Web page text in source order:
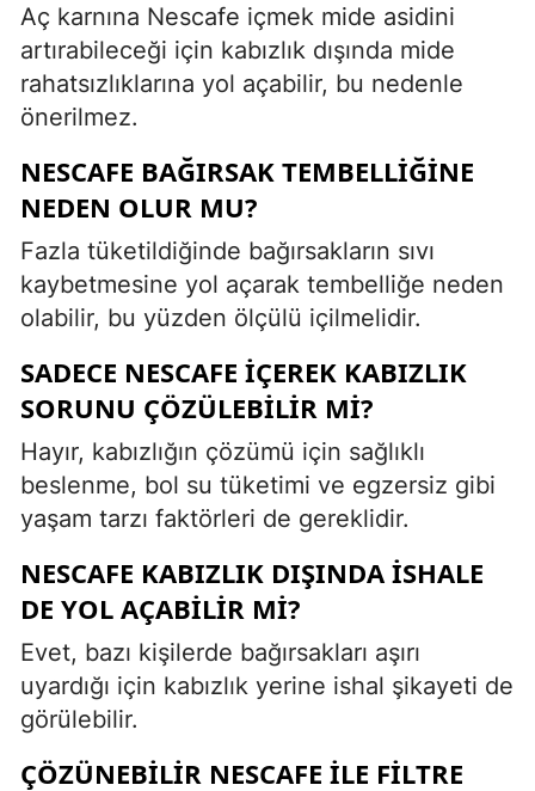
Aç karnına Nescafe içmek mide asidini
artırabileceği için kabızlık dışında mide
rahatsızlıklarına yol açabilir, bu nedenle
önerilmez.
NESCAFE BAĞIRSAK TEMBELLIĞINE
NEDEN OLUR MU?
Fazla tüketildiğinde bağırsakların sıvı
kaybetmesine yol açarak tembelliğe neden
olabilir, bu yüzden ölçülü içilmelidir.
SADECE NESCAFE IÇEREK KABIZLIK
SORUNU ÇÖZÜLEBILIR MI?
Hayır, kabızlığın çözümü için sağlıklı
beslenme, bol su tüketimi ve egzersiz gibi
yaşam tarzı faktörleri de gereklidir.
NESCAFE KABIZLIK DIŞINDA ISHALE
DE YOL AÇABILIR MI?
Evet, bazı kişilerde bağırsakları aşırı
uyardığı için kabızlık yerine ishal şikayeti de
görülebilir.
ÇÖZÜNEBILIR NESCAFE ILE FILTRE